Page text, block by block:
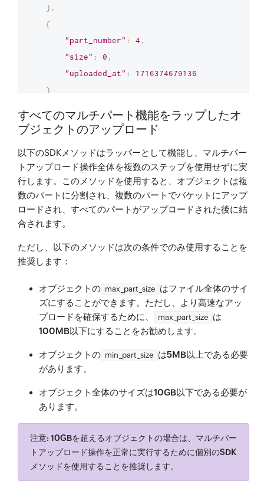
} ,
{
"part_number" : 4 ,
"size" : 0 ,
"uploaded_at" :
1716374679136
}
}
すべてのマルチパート機能をラップしたオ
ブジェクトのアップロード
以下のSDKメソッドはラッパーとして機能し、マルチパー
トアップロード操作全体を複数のステップを使用せずに実
行します。このメソッドを使用すると、オブジェクトは複
数のパートに分割され、複数のパートでバケットにアップ
ロードされ、すべてのパートがアップロードされた後に結
合されます。
ただし、以下のメソッドは次の条件でのみ使用することを
推奨します：
オブジェクトの max_part_size はファイル全体のサイ
ズにすることができます。ただし、より高速なアッ
プロードを確保するために、
max_part_size は
100MB以下にすることをお勧めします。
オブジェクトの min_part_size は5MB以上である必要
があります。
オブジェクト全体のサイズは10GB以下である必要が
あります。
注意: 10GBを超えるオブジェクトの場合は、マルチパー
トアップロード操作を正常に実行するために個別のSDK
メソッドを使用することを推奨します。